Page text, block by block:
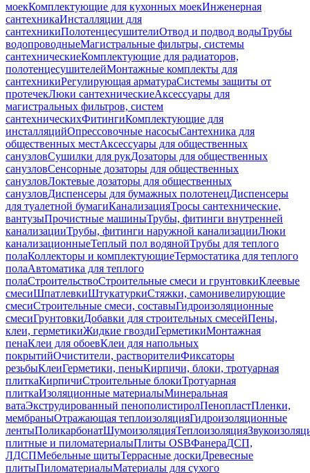
моекКомплектующие для кухонных моекИнженерная
сантехникаИнсталляции для
сантехникиПолотенцесушителиОтвод и подвод водыТрубы
водопроводныеМагистральные фильтры, системы
сантехническиеКомплектующие для радиаторов,
полотенцесушителейМонтажные комплекты для
сантехникиРегулирующая арматураСистемы защиты от
протечекЛюки сантехническиеАксессуары для
магистральных фильтров, систем
сантехническихФитингиКомплектующие для
инсталляцийОпрессовочные насосыСантехника для
общественных местАксессуары для общественных
санузловСушилки для рукДозаторы для общественных
санузловСенсорные дозаторы для общественных
санузловЛоктевые дозаторы для общественных
санузловДиспенсеры для бумажных полотенецДиспенсеры
для туалетной бумагиКанализацияТросы сантехнические,
вантузыПрочистные машиныТрубы, фитинги внутренней
канализацииТрубы, фитинги наружной канализацииЛюки
канализационныеТеплый пол водянойТрубы для теплого
полаКоллекторы и комплектующиеТермостатика для теплого
полаАвтоматика для теплого
полаСтроительствоСтроительные смеси и грунтовкиКлеевые
смесиШпатлевкиШтукатуркиСтяжки, самонивелирующие
смесиСтроительные смеси, составыГидроизоляционные
смесиГрунтовкиДобавки для строительных смесейПены,
клеи, герметикиЖидкие гвоздиГерметикиМонтажная
пенаКлеи для обоевКлеи для напольных
покрытийОчистители, растворителиФиксаторы
резьбыКлеиГерметики, пеныКирпичи, блоки, тротуарная
плиткаКирпичиСтроительные блокиТротуарная
плиткаИзоляционные материалыМинеральная
ватаЭкструдированный пенополистиролПенопластПленки,
мембраныОтражающая теплоизоляцияГидроизоляционные
лентыПоликарбонатШумоизоляцияТеплоизоляция
плитные и пиломатериалыПлиты OSBФанераДСП,
ЛДСПМебельные щитыТеррасные доскиДревесные
плитыПиломатериалыМатериалы для сухого